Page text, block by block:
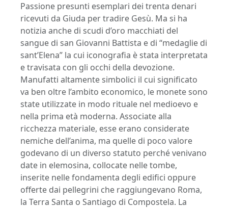
Passione presunti esemplari dei trenta denari
ricevuti da Giuda per tradire Gesù. Ma si ha
notizia anche di scudi d’oro macchiati del
sangue di san Giovanni Battista e di “medaglie di
sant’Elena” la cui iconografia è stata interpretata
e travisata con gli occhi della devozione.
Manufatti altamente simbolici il cui significato
va ben oltre l’ambito economico, le monete sono
state utilizzate in modo rituale nel medioevo e
nella prima età moderna. Associate alla
ricchezza materiale, esse erano considerate
nemiche dell’anima, ma quelle di poco valore
godevano di un diverso statuto perché venivano
date in elemosina, collocate nelle tombe,
inserite nelle fondamenta degli edifici oppure
offerte dai pellegrini che raggiungevano Roma,
la Terra Santa o Santiago di Compostela. La